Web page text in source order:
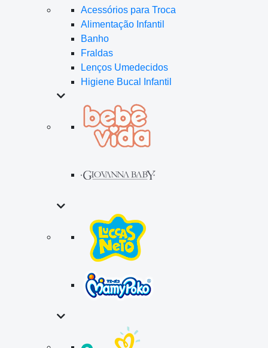
Acessórios para Troca
Alimentação Infantil
Banho
Fraldas
Lenços Umedecidos
Higiene Bucal Infantil